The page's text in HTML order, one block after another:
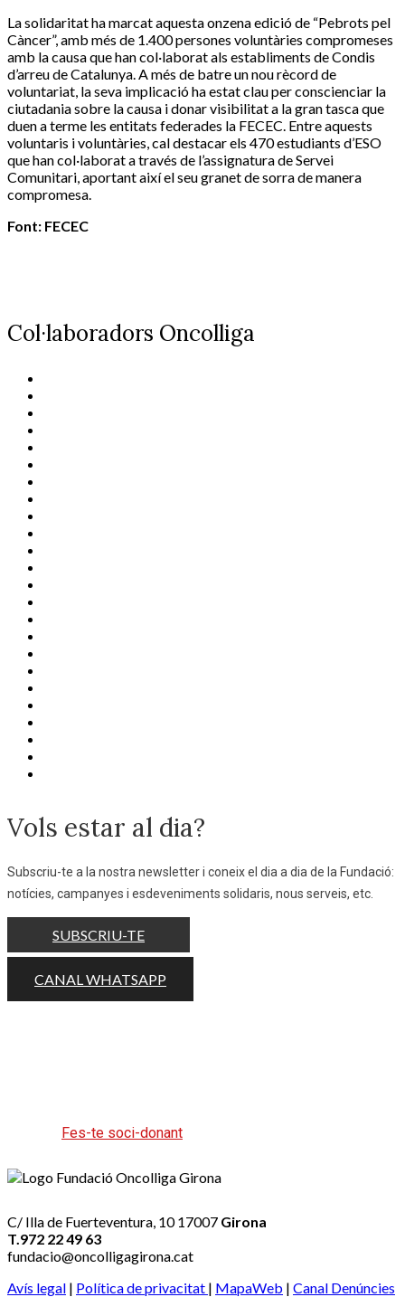
La solidaritat ha marcat aquesta onzena edició de “Pebrots pel
Càncer”, amb més de 1.400 persones voluntàries compromeses
amb la causa que han col·laborat als establiments de Condis
d’arreu de Catalunya. A més de batre un nou rècord de
voluntariat, la seva implicació ha estat clau per conscienciar la
ciutadania sobre la causa i donar visibilitat a la gran tasca que
duen a terme les entitats federades la FECEC. Entre aquests
voluntaris i voluntàries, cal destacar els 470 estudiants d’ESO
que han col·laborat a través de l’assignatura de Servei
Comunitari, aportant així el seu granet de sorra de manera
compromesa.
Font: FECEC
Col·laboradors Oncolliga
Vols estar al dia?
Subscriu-te a la nostra newsletter i coneix el dia a dia de la Fundació:
notícies, campanyes i esdeveniments solidaris, nous serveis, etc.
SUBSCRIU-TE
CANAL WHATSAPP
Fes-te soci-donant
C/ Illa de Fuerteventura, 10 17007 Girona
T.972 22 49 63
fundacio@oncolligagirona.cat
Avís legal | Política de privacitat | MapaWeb | Canal Denúncies